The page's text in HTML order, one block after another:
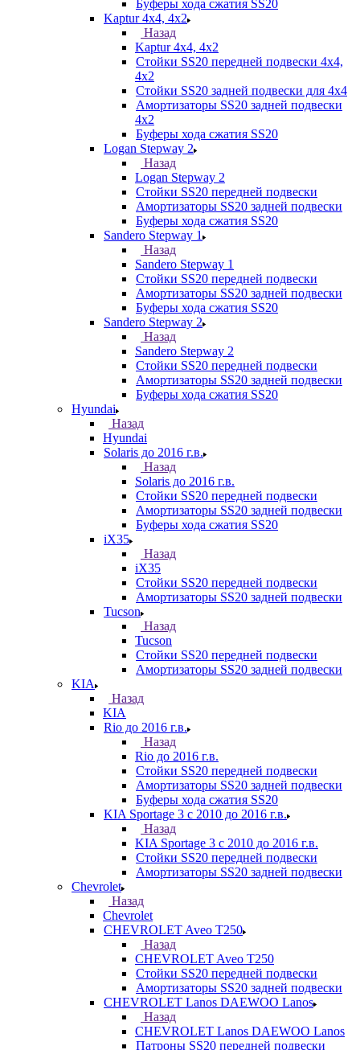
Буферы хода сжатия SS20
Kaptur 4х4, 4х2
Назад
Kaptur 4х4, 4х2
Стойки SS20 передней подвески 4х4,
4x2
Стойки SS20 задней подвески для 4х4
Амортизаторы SS20 задней подвески
4х2
Буферы хода сжатия SS20
Logan Stepway 2
Назад
Logan Stepway 2
Стойки SS20 передней подвески
Амортизаторы SS20 задней подвески
Буферы хода сжатия SS20
Sandero Stepway 1
Назад
Sandero Stepway 1
Стойки SS20 передней подвески
Амортизаторы SS20 задней подвески
Буферы хода сжатия SS20
Sandero Stepway 2
Назад
Sandero Stepway 2
Стойки SS20 передней подвески
Амортизаторы SS20 задней подвески
Буферы хода сжатия SS20
Hyundai
Назад
Hyundai
Solaris до 2016 г.в.
Назад
Solaris до 2016 г.в.
Стойки SS20 передней подвески
Амортизаторы SS20 задней подвески
Буферы хода сжатия SS20
iX35
Назад
iX35
Стойки SS20 передней подвески
Амортизаторы SS20 задней подвески
Tucson
Назад
Tucson
Стойки SS20 передней подвески
Амортизаторы SS20 задней подвески
KIA
Назад
KIA
Rio до 2016 г.в.
Назад
Rio до 2016 г.в.
Стойки SS20 передней подвески
Амортизаторы SS20 задней подвески
Буферы хода сжатия SS20
KIA Sportage 3 с 2010 до 2016 г.в.
Назад
KIA Sportage 3 с 2010 до 2016 г.в.
Стойки SS20 передней подвески
Амортизаторы SS20 задней подвески
Chevrolet
Назад
Chevrolet
CHEVROLET Aveo T250
Назад
CHEVROLET Aveo T250
Стойки SS20 передней подвески
Амортизаторы SS20 задней подвески
CHEVROLET Lanos DAEWOO Lanos
Назад
CHEVROLET Lanos DAEWOO Lanos
Патроны SS20 передней подвески